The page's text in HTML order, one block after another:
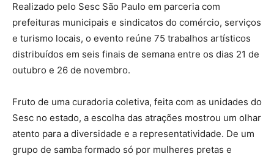
Realizado pelo Sesc São Paulo em parceria com
prefeituras municipais e sindicatos do comércio, serviços
e turismo locais, o evento reúne 75 trabalhos artísticos
distribuídos em seis finais de semana entre os dias 21 de
outubro e 26 de novembro.
Fruto de uma curadoria coletiva, feita com as unidades do
Sesc no estado, a escolha das atrações mostrou um olhar
atento para a diversidade e a representatividade. De um
grupo de samba formado só por mulheres pretas e